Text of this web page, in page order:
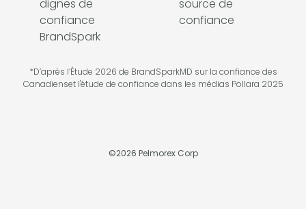
*D’après l’Étude 2026 de BrandSparkMD sur la confiance des
Canadienset l'étude de confiance dans les médias Pollara 2025
©2026 Pelmorex Corp